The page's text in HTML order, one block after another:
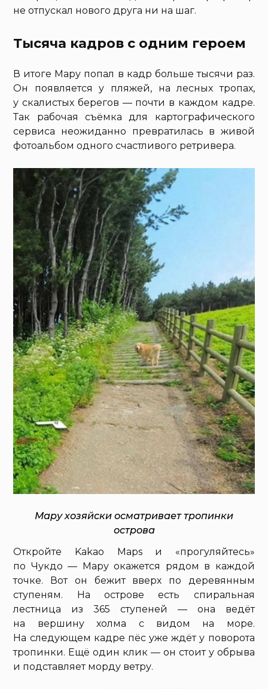
не отпускал нового друга ни на шаг.
Тысяча кадров с одним героем
В итоге Мару попал в кадр больше тысячи раз.
Он появляется у пляжей, на лесных тропах,
у скалистых берегов — почти в каждом кадре.
Так рабочая съёмка для картографического
сервиса неожиданно превратилась в живой
фотоальбом одного счастливого ретривера.
Мару хозяйски осматривает тропинки
острова
Откройте Kakao Maps и «прогуляйтесь»
по Чукдо — Мару окажется рядом в каждой
точке. Вот он бежит вверх по деревянным
ступеням. На острове есть спиральная
лестница из 365 ступеней — она ведёт
на вершину холма с видом на море.
На следующем кадре пёс уже ждёт у поворота
тропинки. Ещё один клик — он стоит у обрыва
и подставляет морду ветру.